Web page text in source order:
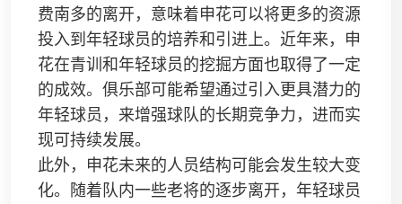
费南多的离开，意味着申花可以将更多的资源
投入到年轻球员的培养和引进上。近年来，申
花在青训和年轻球员的挖掘方面也取得了一定
的成效。俱乐部可能希望通过引入更具潜力的
年轻球员，来增强球队的长期竞争力，进而实
现可持续发展。
此外，申花未来的人员结构可能会发生较大变
化。随着队内一些老将的逐步离开，年轻球员